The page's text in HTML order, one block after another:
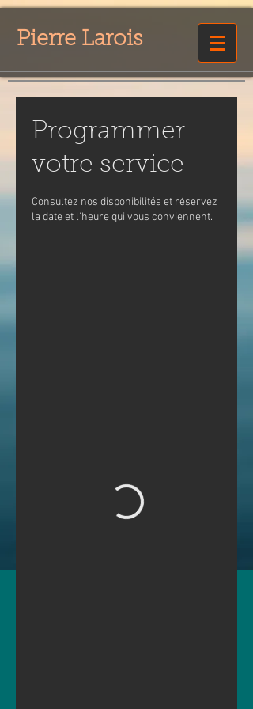
Pierre Larois
Programmer
votre service
Consultez nos disponibilités et réservez
la date et l'heure qui vous conviennent.